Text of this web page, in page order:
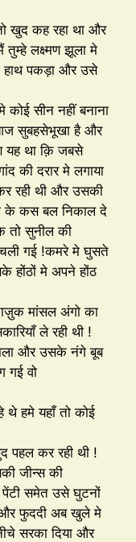
खुद कह रहा था और
लक्ष्मण झूला मे
हाथ पकड़ा और उसे
कोई सीन नहीं बनाना
आज सुबहसेभूखा है और
यह था क़ि जबसे
की दरार मे लगाया
रही थी और उसकी
के कस बल निकाल दे
तो सुनील की
चली गई !कमरे मे घुसते
होंठों मे अपने होंठ
मांसल अंगो का
ले रही थी !
और उसके नंगे बूब
गई वो
थे हमे यहाँ तो कोई
पहल कर रही थी !
जीन्स की
समेत उसे घुटनों
और फुददी अब खुले मे
सरका दिया और